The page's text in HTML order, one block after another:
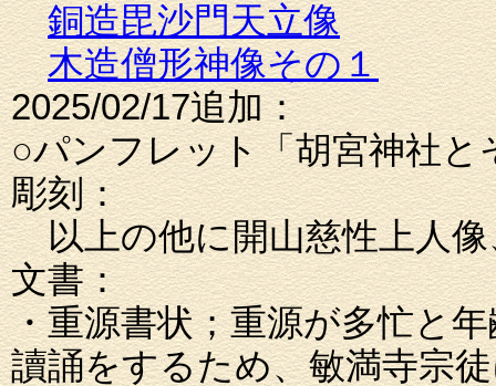
銅造毘沙門天立像
木造僧形神像その１
2025/02/17追加：
○パンフレット「胡宮神社
彫刻：
以上の他に開山慈性上人像
文書：
・重源書状；重源が多忙と
讀誦をするため、敏満寺宗